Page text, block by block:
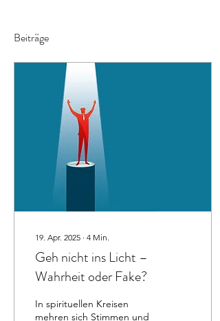
Beiträge
19. Apr. 2025 ∙ 4 Min.
Geh nicht ins Licht –
Wahrheit oder Fake?
In spirituellen Kreisen
mehren sich Stimmen und